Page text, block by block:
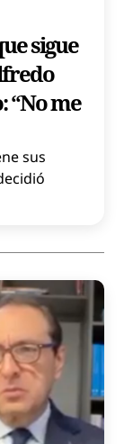
sigue
“No me
sus